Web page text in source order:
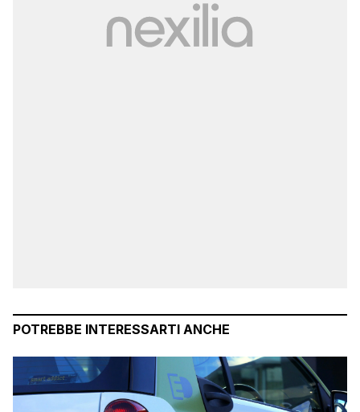
POTREBBE INTERESSARTI ANCHE